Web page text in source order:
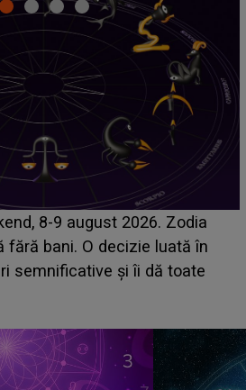
DETALIU ASCUNS până
concurentul din Casa Iubirii
NEAȘTEPTATĂ despre mama
eu nu te iubesc pentru